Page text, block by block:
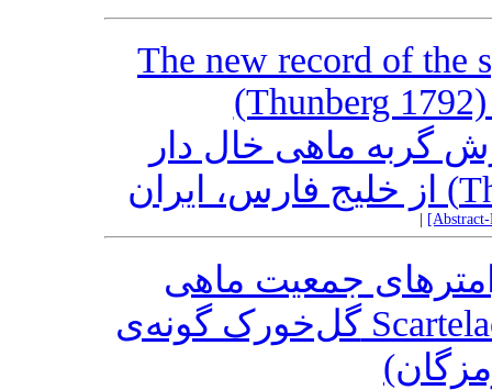
The new record of the
(Thunberg
گربه ماهی خال دار
جمعیت ماهی
گل‌خورک گونه‌ی Scartelaos tenuis در مناطق ساحلی بندر